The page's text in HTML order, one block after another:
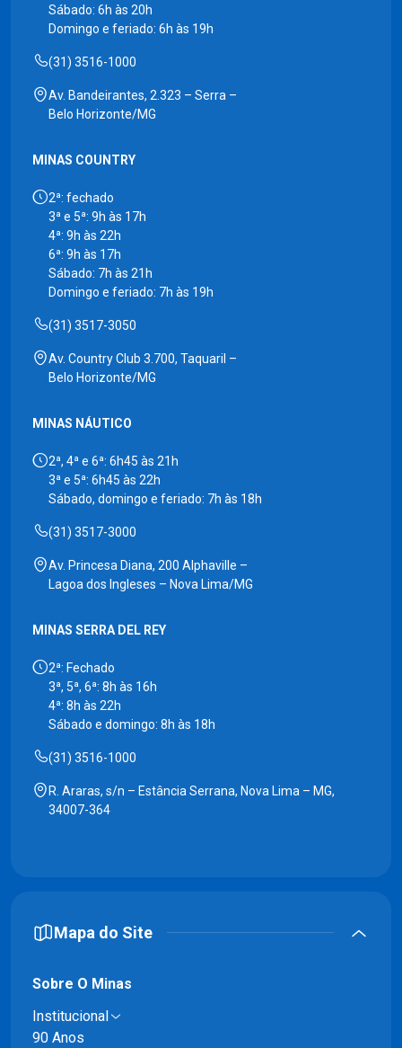
Sábado: 6h às 20h
Domingo e feriado: 6h às 19h
(31) 3516-1000
Av. Bandeirantes, 2.323 – Serra –
Belo Horizonte/MG
MINAS COUNTRY
2ª: fechado
3ª e 5ª: 9h às 17h
4ª: 9h às 22h
6ª: 9h às 17h
Sábado: 7h às 21h
Domingo e feriado: 7h às 19h
(31) 3517-3050
Av. Country Club 3.700, Taquaril –
Belo Horizonte/MG
MINAS NÁUTICO
2ª, 4ª e 6ª: 6h45 às 21h
3ª e 5ª: 6h45 às 22h
Sábado, domingo e feriado: 7h às 18h
(31) 3517-3000
Av. Princesa Diana, 200 Alphaville –
Lagoa dos Ingleses – Nova Lima/MG
MINAS SERRA DEL REY
2ª: Fechado
3ª, 5ª, 6ª: 8h às 16h
4ª: 8h às 22h
Sábado e domingo: 8h às 18h
(31) 3516-1000
R. Araras, s/n – Estância Serrana, Nova Lima – MG,
34007-364
Mapa do Site
Sobre O Minas
Institucional
90 Anos